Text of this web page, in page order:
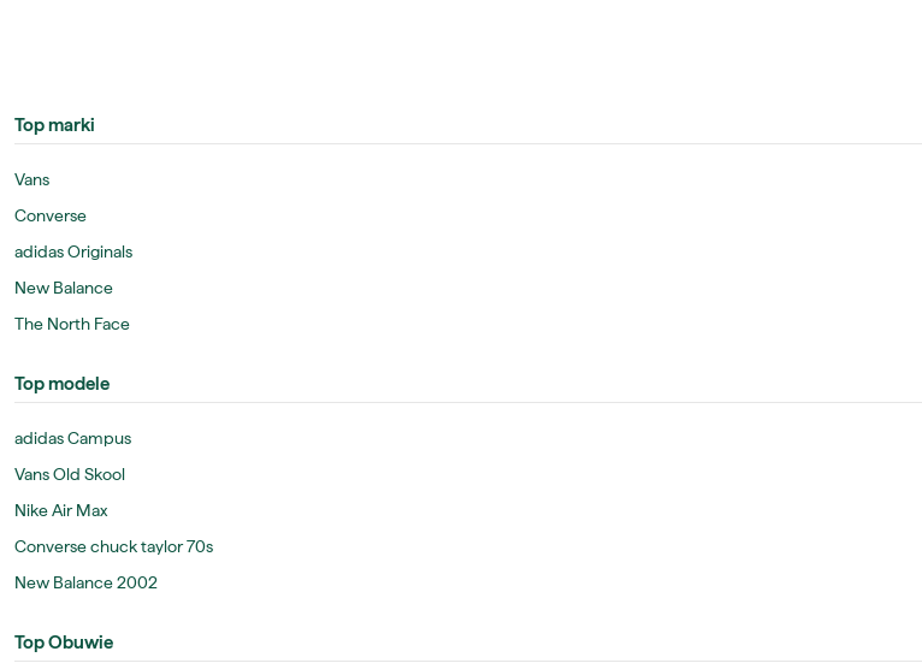
Top marki
Vans
Converse
adidas Originals
New Balance
The North Face
Top modele
adidas Campus
Vans Old Skool
Nike Air Max
Converse chuck taylor 70s
New Balance 2002
Top Obuwie